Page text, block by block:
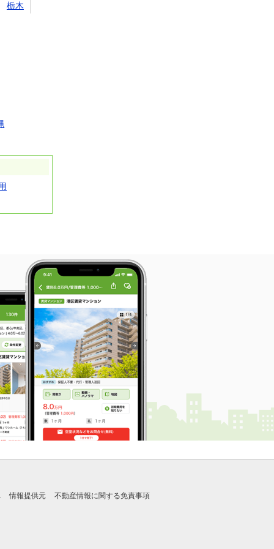
栃木
情報提供元 不動産情報に関する免責事項